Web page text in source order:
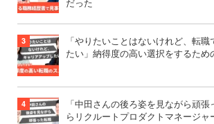
「やりたいことはないけれど、転
たい」納得度の高い選択をするため
「中田さんの後ろ姿を見ながら頑
らリクルートプロダクトマネージャ